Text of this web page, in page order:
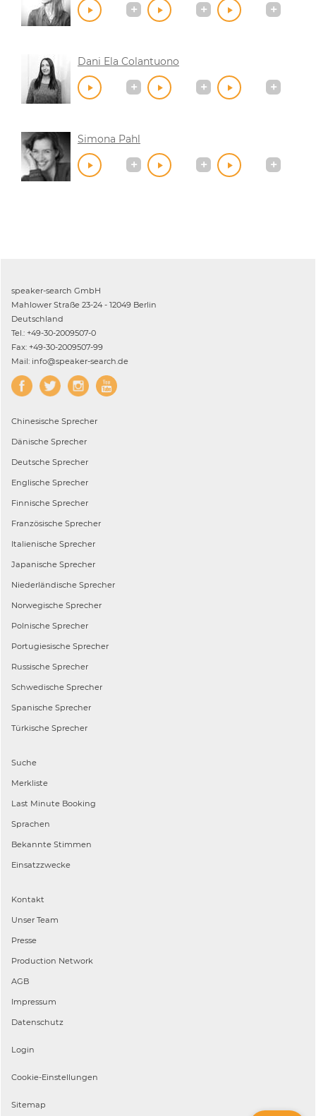
Dani Ela Colantuono
Simona Pahl
speaker-search GmbH
Mahlower Straße 23-24 - 12049 Berlin
Deutschland
Tel.: +49-30-2009507-0
Fax: +49-30-2009507-99
Mail: info@speaker-search.de
Chinesische Sprecher
Dänische Sprecher
Deutsche Sprecher
Englische Sprecher
Finnische Sprecher
Französische Sprecher
Italienische Sprecher
Japanische Sprecher
Niederländische Sprecher
Norwegische Sprecher
Polnische Sprecher
Portugiesische Sprecher
Russische Sprecher
Schwedische Sprecher
Spanische Sprecher
Türkische Sprecher
Suche
Merkliste
Last Minute Booking
Sprachen
Bekannte Stimmen
Einsatzzwecke
Kontakt
Unser Team
Presse
Production Network
AGB
Impressum
Datenschutz
Login
Cookie-Einstellungen
Sitemap